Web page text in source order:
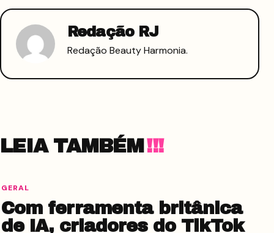
Redação RJ
Redação Beauty Harmonia.
LEIA TAMBÉM
GERAL
Com ferramenta britânica
de IA, criadores do TikTok